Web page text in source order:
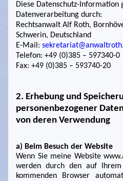
Diese Datenschutz-Information
Datenverarbeitung durch:
Rechtsanwalt Alf Roth,
Schwerin, Deutschland
E-Mail:
Telefon: +49 (0)385 – 597340-0
Fax: +49 (0)385 – 593740-20
2. Erhebung und
personenbezogener
von deren Verwendung
a) Beim Besuch der Website
Wenn Sie meine Website
werden durch den auf Ihrem
kommenden Browser